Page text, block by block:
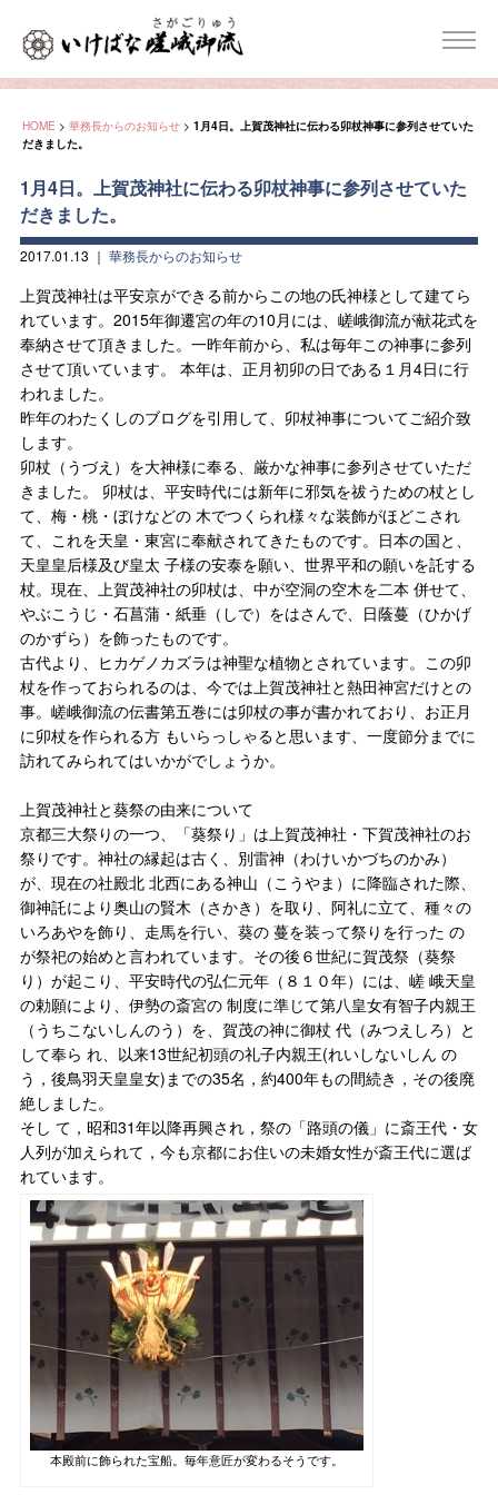
HOME > 華務長からのお知らせ > 1月4日。上賀茂神社に伝わる卯杖神事に参列させていた
だきました。
1月4日。上賀茂神社に伝わる卯杖神事に参列させていた
だきました。
2017.01.13 ｜ 華務長からのお知らせ
上賀茂神社は平安京ができる前からこの地の氏神様として建てら
れています。2015年御遷宮の年の10月には、嵯峨御流が献花式を
奉納させて頂きました。一昨年前から、私は毎年この神事に参列
させて頂いています。 本年は、正月初卯の日である１月4日に行
われました。
昨年のわたくしのブログを引用して、卯杖神事についてご紹介致
します。
卯杖（うづえ）を大神様に奉る、厳かな神事に参列させていただ
きました。 卯杖は、平安時代には新年に邪気を祓うための杖とし
て、梅・桃・ぼけなどの 木でつくられ様々な装飾がほどこされ
て、これを天皇・東宮に奉献されてきたものです。日本の国と、
天皇皇后様及び皇太 子様の安泰を願い、世界平和の願いを託する
杖。現在、上賀茂神社の卯杖は、中が空洞の空木を二本 併せて、
やぶこうじ・石菖蒲・紙垂（しで）をはさんで、日蔭蔓（ひかげ
のかずら）を飾ったものです。
古代より、ヒカゲノカズラは神聖な植物とされています。この卯
杖を作っておられるのは、今では上賀茂神社と熱田神宮だけとの
事。嵯峨御流の伝書第五巻には卯杖の事が書かれており、お正月
に卯杖を作られる方 もいらっしゃると思います、一度節分までに
訪れてみられてはいかがでしょうか。
上賀茂神社と葵祭の由来について
京都三大祭りの一つ、「葵祭り」は上賀茂神社・下賀茂神社のお
祭りです。神社の縁起は古く、別雷神（わけいかづちのかみ）
が、現在の社殿北 北西にある神山（こうやま）に降臨された際、
御神託により奥山の賢木（さかき）を取り、阿礼に立て、種々の
いろあやを飾り、走馬を行い、葵の 蔓を装って祭りを行った の
が祭祀の始めと言われています。その後６世紀に賀茂祭（葵祭
り）が起こり、平安時代の弘仁元年（８１０年）には、嵯 峨天皇
の勅願により、伊勢の斎宮の 制度に準じて第八皇女有智子内親王
（うちこないしんのう）を、賀茂の神に御杖 代（みつえしろ）と
して奉ら れ、以来13世紀初頭の礼子内親王(れいしないしん の
う，後鳥羽天皇皇女)までの35名，約400年もの間続き，その後廃
絶しました。
そし て，昭和31年以降再興され，祭の「路頭の儀」に斎王代・女
人列が加えられて，今も京都にお住いの未婚女性が斎王代に選ば
れています。
本殿前に飾られた宝船。毎年意匠が変わるそうです。